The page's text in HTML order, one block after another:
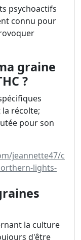
psychoactifs
connu pour
graine
?
récolte;
pour son
jeannette47/c
lights-
la culture
d'être